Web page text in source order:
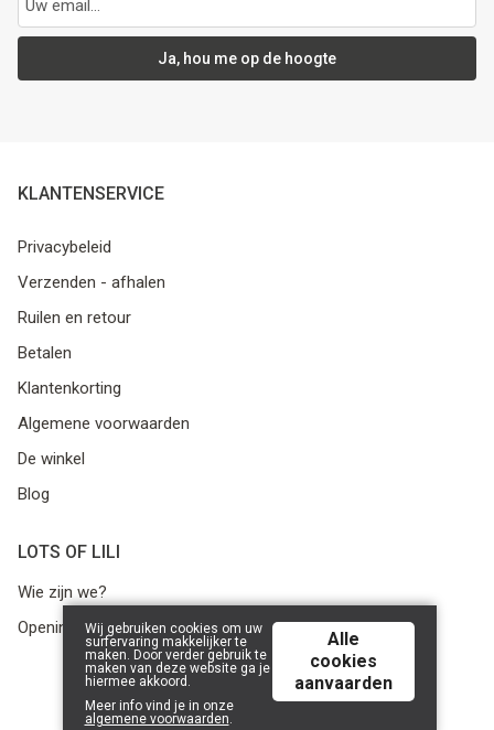
Ja, hou me op de hoogte
KLANTENSERVICE
Privacybeleid
Verzenden - afhalen
Ruilen en retour
Betalen
Klantenkorting
Algemene voorwaarden
De winkel
Blog
LOTS OF LILI
Wie zijn we?
Openingsuren
© 2026 Lots of Lili | Powered by
Wij gebruiken cookies om uw
surfervaring makkelijker te
maken. Door verder gebruik te
maken van deze website ga je
hiermee akkoord.
Meer info vind je in onze
algemene voorwaarden.
Alle
cookies
aanvaarden